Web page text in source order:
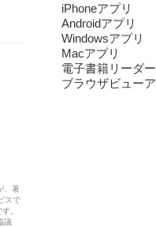
、著
スで
。
議
iPhoneアプリ
Androidアプリ
Windowsアプリ
Macアプリ
電子書籍リーダー
ブラウザビューア